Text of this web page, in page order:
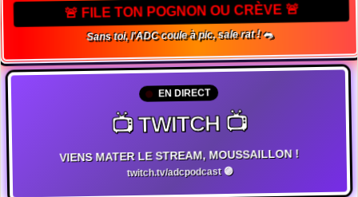
🚨 FILE TON POGNON OU CRÈVE 🚨
Sans toi, l'ADC coule à pic, sale rat ! 🐀
EN DIRECT
📺 TWITCH 📺
VIENS MATER LE STREAM, MOUSSAILLON !
twitch.tv/adcpodcast 🟣